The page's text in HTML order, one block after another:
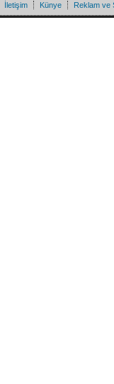
İletişim Künye Reklam ve